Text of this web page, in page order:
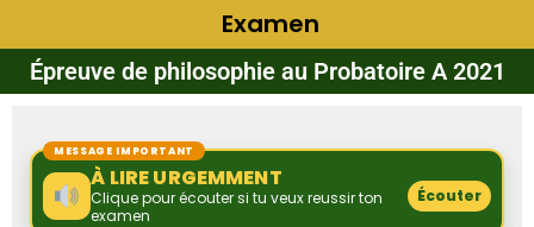
Examen
Épreuve de philosophie au Probatoire A 2021
MESSAGE IMPORTANT
À LIRE URGEMMENT
Clique pour écouter si tu veux reussir ton
examen
Écouter